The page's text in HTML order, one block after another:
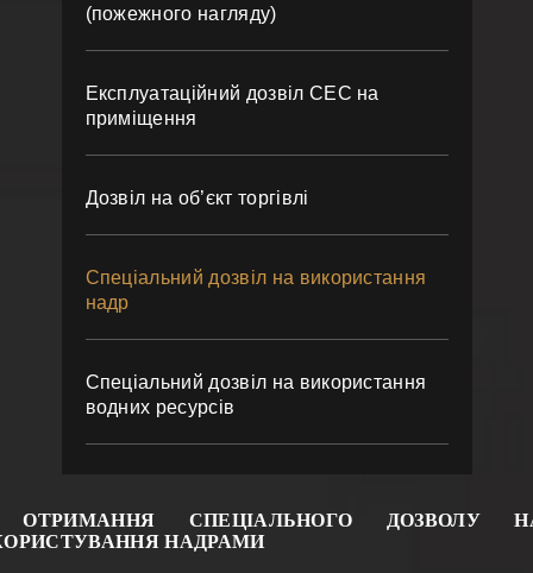
(пожежного нагляду)
Експлуатаційний дозвіл СЕС на
приміщення
Дозвіл на об’єкт торгівлі
Спеціальний дозвіл на використання
надр
Спеціальний дозвіл на використання
водних ресурсів
ОТРИМАННЯ СПЕЦІАЛЬНОГО ДОЗВОЛУ
НАДРАМИ